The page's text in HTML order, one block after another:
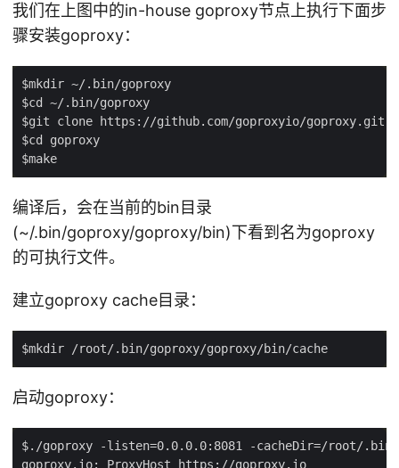
我们在上图中的in-house goproxy节点上执行下面步
骤安装goproxy：
编译后，会在当前的bin目录
(~/.bin/goproxy/goproxy/bin)下看到名为goproxy
的可执行文件。
建立goproxy cache目录：
启动goproxy：